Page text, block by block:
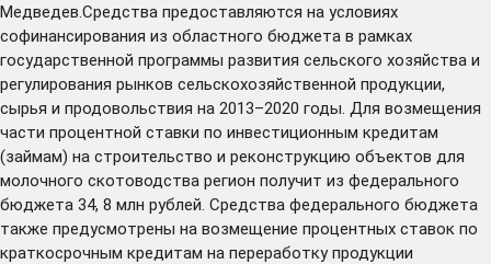
Медведев.Средства предоставляются на условиях
софинансирования из областного бюджета в рамках
государственной программы развития сельского хозяйства и
регулирования рынков сельскохозяйственной продукции,
сырья и продовольствия на 2013–2020 годы. Для возмещения
части процентной ставки по инвестиционным кредитам
(займам) на строительство и реконструкцию объектов для
молочного скотоводства регион получит из федерального
бюджета 34, 8 млн рублей. Средства федерального бюджета
также предусмотрены на возмещение процентных ставок по
краткосрочным кредитам на переработку продукции